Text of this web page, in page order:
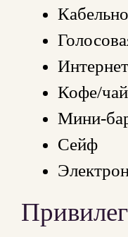
Кофе/чай
Мини-
Сейф